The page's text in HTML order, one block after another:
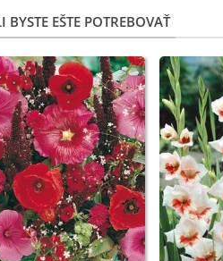
Cichorium intybus - predaj...
Sedmokráska obyčajná
ružové odtiene - Bellis...
1,57 €
Iskerník plnokvetý modrý -
Ranunculus asiaticus...
1,82 €
BYSTE EŠTE POTREBOVAŤ